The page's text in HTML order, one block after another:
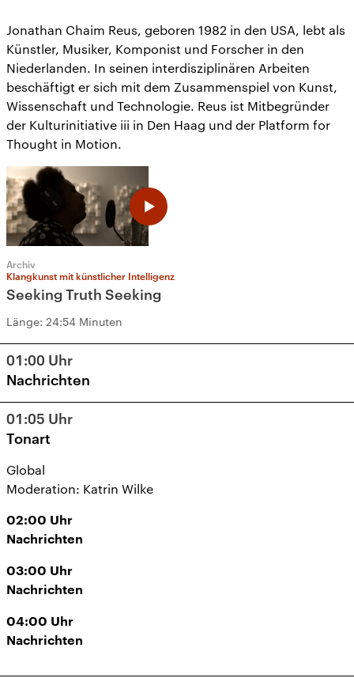
Jonathan Chaim Reus, geboren 1982 in den USA, lebt als
Künstler, Musiker, Komponist und Forscher in den
Niederlanden. In seinen interdisziplinären Arbeiten
beschäftigt er sich mit dem Zusammenspiel von Kunst,
Wissenschaft und Technologie. Reus ist Mitbegründer
der Kulturinitiative iii in Den Haag und der Platform for
Thought in Motion.
Archiv
Klangkunst mit künstlicher Intelligenz
Seeking Truth Seeking
Länge: 24:54 Minuten
01:00 Uhr
Nachrichten
01:05 Uhr
Tonart
Global
Moderation: Katrin Wilke
02:00 Uhr
Nachrichten
03:00 Uhr
Nachrichten
04:00 Uhr
Nachrichten